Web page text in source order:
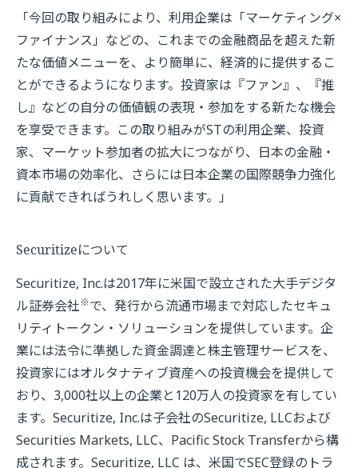
「今回の取り組みにより、利用企業は「マーケティング×
ファイナンス」などの、これまでの金融商品を超えた新
たな価値メニューを、より簡単に、経済的に提供するこ
とができるようになります。投資家は『ファン』、『推
し』などの自分の価値観の表現・参加をする新たな機会
を享受できます。この取り組みがSTの利用企業、投資
家、マーケット参加者の拡大につながり、日本の金融・
資本市場の効率化、さらには日本企業の国際競争力強化
に貢献できればうれしく思います。」
Securitizeについて
Securitize, Inc.は2017年に米国で設立された大手デジタ
ル証券会社※で、発行から流通市場まで対応したセキュ
リティトークン・ソリューションを提供しています。企
業には法令に準拠した資金調達と株主管理サービスを、
投資家にはオルタナティブ資産への投資機会を提供して
おり、3,000社以上の企業と120万人の投資家を有してい
ます。Securitize, Inc.は子会社のSecuritize, LLCおよび
Securities Markets, LLC、Pacific Stock Transferから構
成されます。Securitize, LLC は、米国でSEC登録のトラ